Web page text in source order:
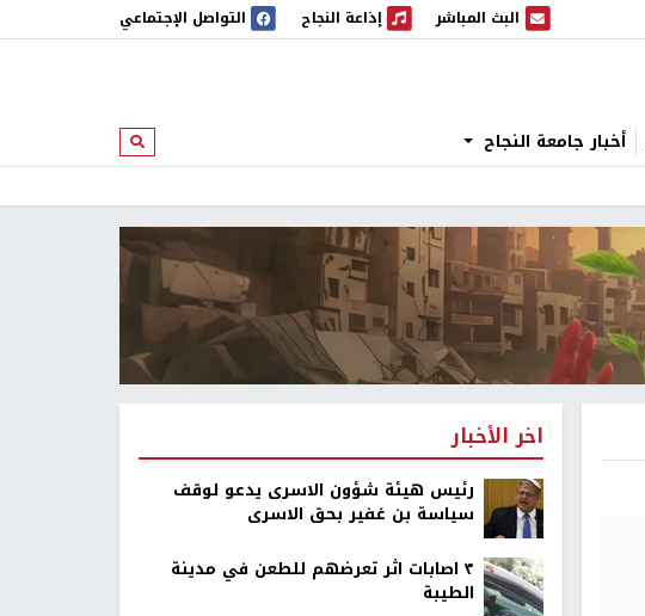
البث المباشر
البث المباشر إذاعة النجاح
إذاعة النجاح التواصل الإجتماعي
أخبار جامعة النجاح ابحث
اخر الأخبار
رئيس هيئة شؤون الاسرى يدعو لوقف
سياسة بن غفير بحق الاسرى
٣ اصابات اثر تعرضهم للطعن في مدينة
الطيبة